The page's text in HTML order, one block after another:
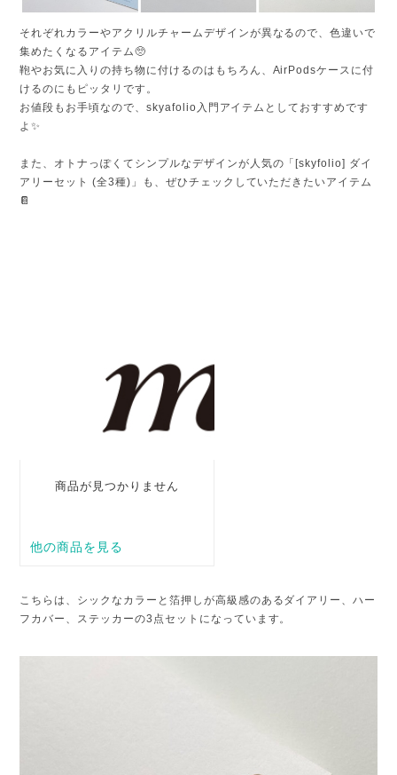
それぞれカラーやアクリルチャームデザインが異なるので、色違いで
集めたくなるアイテム🥺
鞄やお気に入りの持ち物に付けるのはもちろん、AirPodsケースに付
けるのにもピッタリです。
お値段もお手頃なので、skyafolio入門アイテムとしておすすめです
よ✨
また、オトナっぽくてシンプルなデザインが人気の「[skyfolio] ダイ
アリーセット (全3種)」も、ぜひチェックしていただきたいアイテム
📔
こちらは、シックなカラーと箔押しが高級感のあるダイアリー、ハー
フカバー、ステッカーの3点セットになっています。